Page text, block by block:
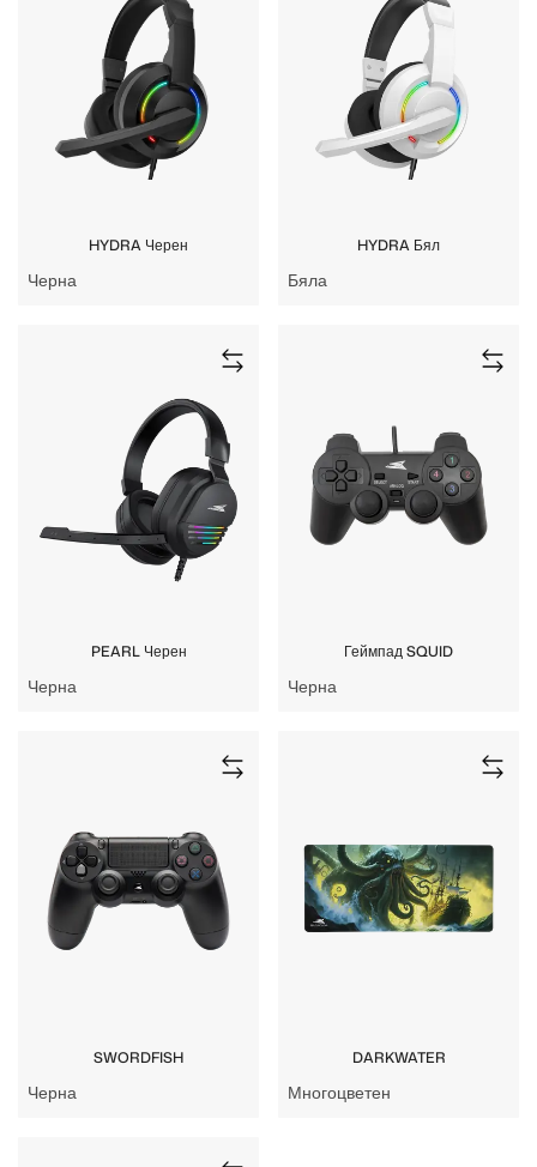
HYDRA Черен
Черна
HYDRA Бял
Бяла
PEARL Черен
Черна
Геймпад SQUID
Черна
SWORDFISH
Черна
DARKWATER
Многоцветен